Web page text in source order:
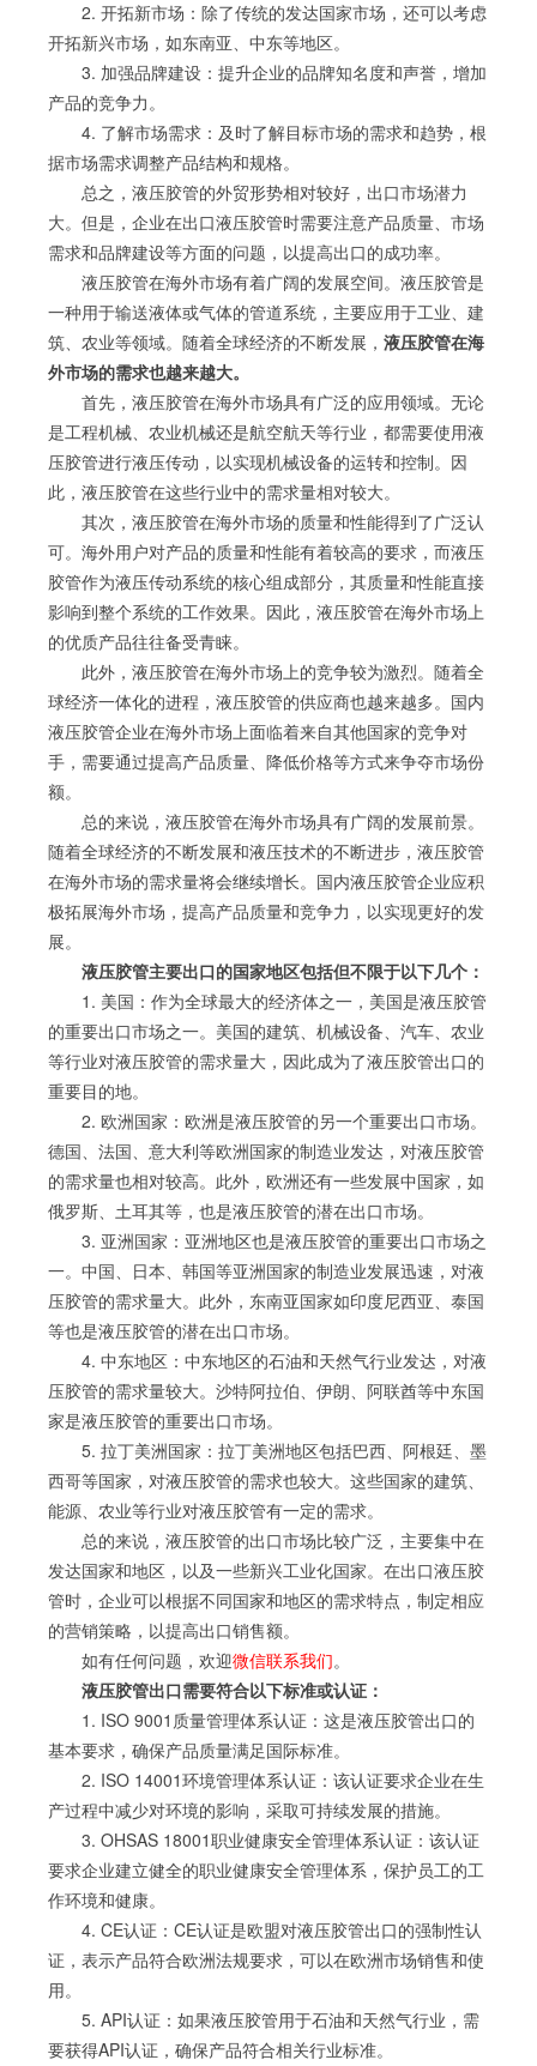
2. 开拓新市场：除了传统的发达国家市场，还可以考虑
开拓新兴市场，如东南亚、中东等地区。
3. 加强品牌建设：提升企业的品牌知名度和声誉，增加
产品的竞争力。
4. 了解市场需求：及时了解目标市场的需求和趋势，根
据市场需求调整产品结构和规格。
总之，液压胶管的外贸形势相对较好，出口市场潜力
大。但是，企业在出口液压胶管时需要注意产品质量、市场
需求和品牌建设等方面的问题，以提高出口的成功率。
液压胶管在海外市场有着广阔的发展空间。液压胶管是
一种用于输送液体或气体的管道系统，主要应用于工业、建
筑、农业等领域。随着全球经济的不断发展， 液压胶管在海
外市场的需求也越来越大。
首先，液压胶管在海外市场具有广泛的应用领域。无论
是工程机械、农业机械还是航空航天等行业，都需要使用液
压胶管进行液压传动，以实现机械设备的运转和控制。因
此，液压胶管在这些行业中的需求量相对较大。
其次，液压胶管在海外市场的质量和性能得到了广泛认
可。海外用户对产品的质量和性能有着较高的要求，而液压
胶管作为液压传动系统的核心组成部分，其质量和性能直接
影响到整个系统的工作效果。因此，液压胶管在海外市场上
的优质产品往往备受青睐。
此外，液压胶管在海外市场上的竞争较为激烈。随着全
球经济一体化的进程，液压胶管的供应商也越来越多。国内
液压胶管企业在海外市场上面临着来自其他国家的竞争对
手，需要通过提高产品质量、降低价格等方式来争夺市场份
额。
总的来说，液压胶管在海外市场具有广阔的发展前景。
随着全球经济的不断发展和液压技术的不断进步，液压胶管
在海外市场的需求量将会继续增长。国内液压胶管企业应积
极拓展海外市场，提高产品质量和竞争力，以实现更好的发
展。
液压胶管主要出口的国家地区包括但不限于以下几个：
1. 美国：作为全球最大的经济体之一，美国是液压胶管
的重要出口市场之一。美国的建筑、机械设备、汽车、农业
等行业对液压胶管的需求量大，因此成为了液压胶管出口的
重要目的地。
2. 欧洲国家：欧洲是液压胶管的另一个重要出口市场。
德国、法国、意大利等欧洲国家的制造业发达，对液压胶管
的需求量也相对较高。此外，欧洲还有一些发展中国家，如
俄罗斯、土耳其等，也是液压胶管的潜在出口市场。
3. 亚洲国家：亚洲地区也是液压胶管的重要出口市场之
一。中国、日本、韩国等亚洲国家的制造业发展迅速，对液
压胶管的需求量大。此外，东南亚国家如印度尼西亚、泰国
等也是液压胶管的潜在出口市场。
4. 中东地区：中东地区的石油和天然气行业发达，对液
压胶管的需求量较大。沙特阿拉伯、伊朗、阿联酋等中东国
家是液压胶管的重要出口市场。
5. 拉丁美洲国家：拉丁美洲地区包括巴西、阿根廷、墨
西哥等国家，对液压胶管的需求也较大。这些国家的建筑、
能源、农业等行业对液压胶管有一定的需求。
总的来说，液压胶管的出口市场比较广泛，主要集中在
发达国家和地区，以及一些新兴工业化国家。在出口液压胶
管时，企业可以根据不同国家和地区的需求特点，制定相应
的营销策略，以提高出口销售额。
如有任何问题，欢迎微信联系我们。
液压胶管出口需要符合以下标准或认证：
1. ISO 9001质量管理体系认证：这是液压胶管出口的
基本要求，确保产品质量满足国际标准。
2. ISO 14001环境管理体系认证：该认证要求企业在生
产过程中减少对环境的影响，采取可持续发展的措施。
3. OHSAS 18001职业健康安全管理体系认证：该认证
要求企业建立健全的职业健康安全管理体系，保护员工的工
作环境和健康。
4. CE认证：CE认证是欧盟对液压胶管出口的强制性认
证，表示产品符合欧洲法规要求，可以在欧洲市场销售和使
用。
5. API认证：如果液压胶管用于石油和天然气行业，需
要获得API认证，确保产品符合相关行业标准。